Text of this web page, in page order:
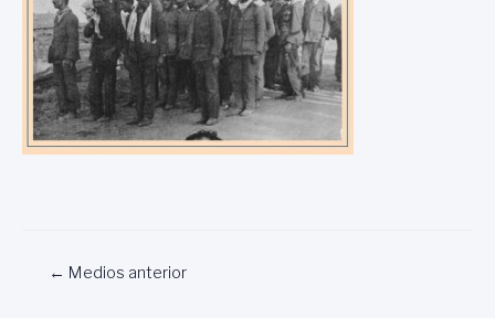
Navegación
← Medios anterior